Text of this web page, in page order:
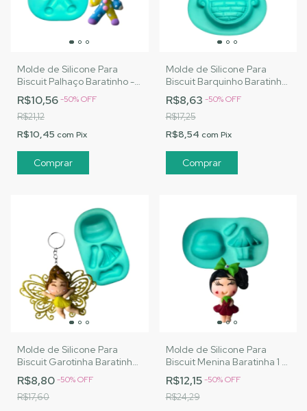
Molde de Silicone Para
Biscuit Palhaço Baratinho -
MJ Artesanatos |Cód. A081
R$10,56-50%OFF
R$21,12
R$10,45 com Pix
Molde de Silicone Para
Biscuit Barquinho Baratinho
1 - MJ Artesanatos |Cód.
A078
R$8,63 -50%OFF
R$17,25
R$8,54 com Pix
Molde de Silicone Para
Biscuit Garotinha Baratinha
- MJ Artesanatos |Cód.
A085
R$8,80-50%OFF
R$17,60
Molde de Silicone Para
Biscuit Menina Baratinha 1 -
MJ Artesanatos |Cód.
A086
R$12,15-50%OFF
R$24,29